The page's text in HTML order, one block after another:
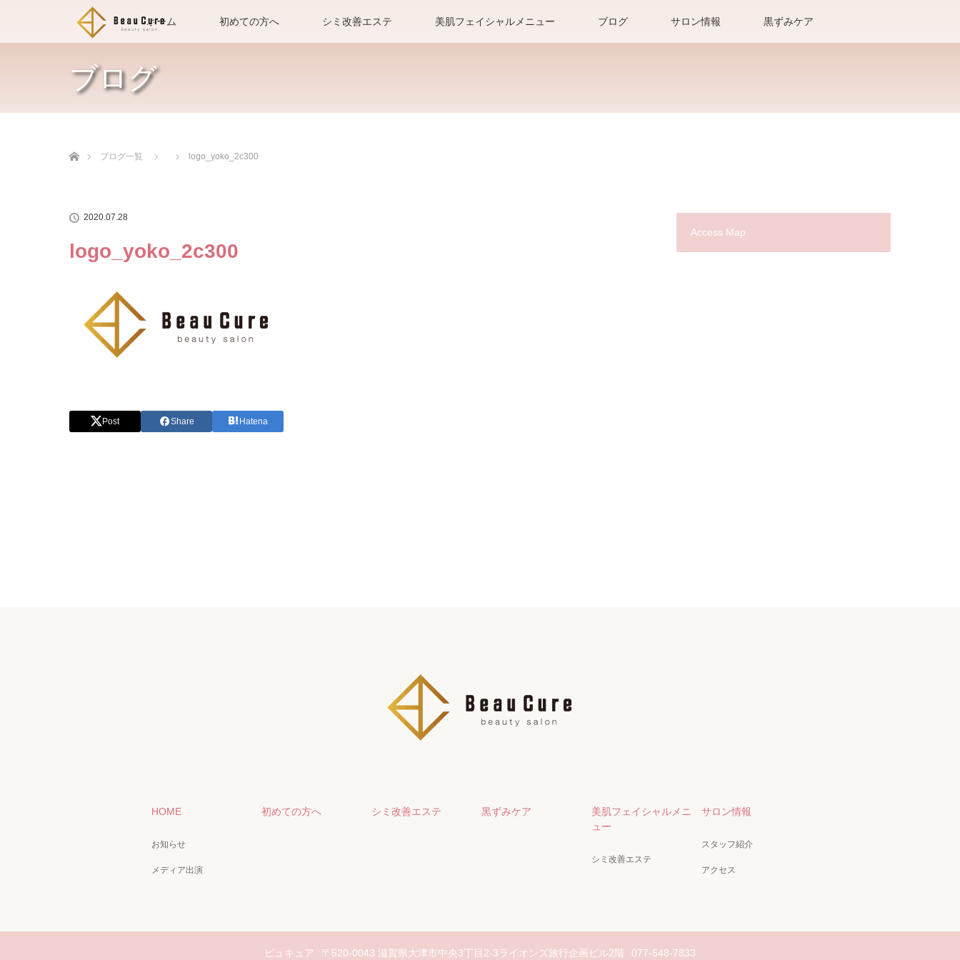
ホーム 初めての方へ シミ改善エステ 美肌フェイシャルメニュー ブログ サロン情報 黒ずみケア
ブログ
ブログ一覧
logo_yoko_2c300
2020.07.28
logo_yoko_2c300
Post Share Hatena
Access Map
HOME
お知らせ
メディア出演
初めての方へ シミ改善エステ 黒ずみケア
美肌フェイシャルメニ
ュー
シミ改善エステ
サロン情報
スタッフ紹介
アクセス
ビュキュア 〒520-0043 滋賀県大津市中央3丁目2-3ライオンズ旅行企画ビル2階 077-548-7833